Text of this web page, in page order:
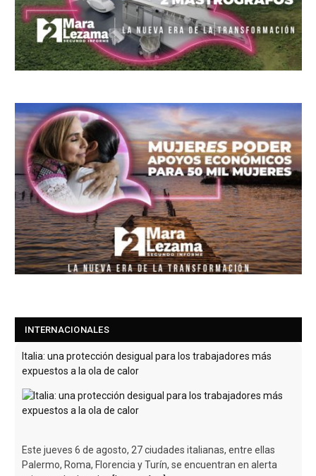
INTERNACIONALES
Italia: una protección desigual para los trabajadores más
roja por ola de calor.[Leer más...]